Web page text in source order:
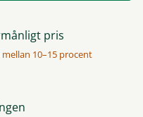
pris
10–15 procent